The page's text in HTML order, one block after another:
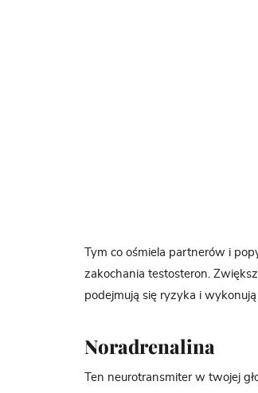
Tym co ośmiela partnerów i
zakochania testosteron.
podejmują się ryzyka i
Noradrenalina
Ten neurotransmiter w twojej